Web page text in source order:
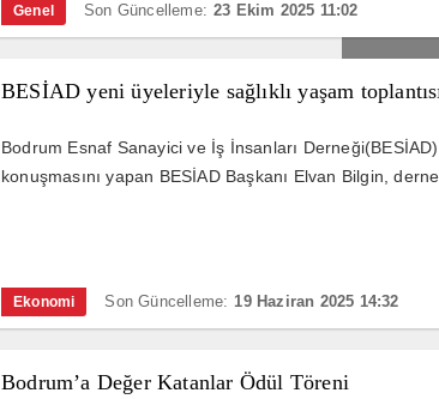
Genel Son Güncelleme: 23 Ekim 2025 11:02
BESİAD yeni üyeleriyle sağlıklı yaşam
Bodrum Esnaf Sanayici ve İş İnsanları
konuşmasını yapan BESİAD Başkanı Elvan Bilgin,
Ekonomi Son Güncelleme: 19 Haziran 2025 14:32
Bodrum’a Değer Katanlar Ödül Töreni